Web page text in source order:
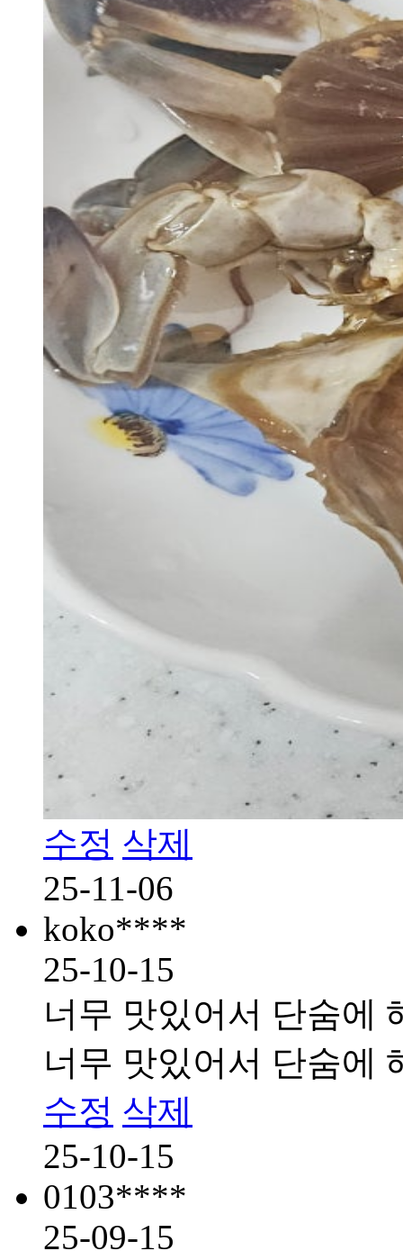
수정 삭제
25-11-06
koko****
25-10-15
너무 맛있어서 단숨에
너무 맛있어서 단숨에
수정 삭제
25-10-15
0103****
25-09-15